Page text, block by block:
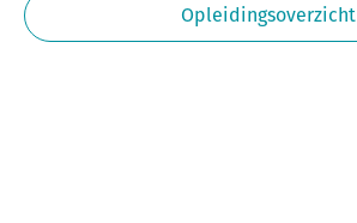
Opleidingsoverzicht